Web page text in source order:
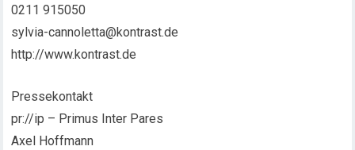
0211 915050
sylvia-cannoletta@kontrast.de
http://www.kontrast.de
Pressekontakt
pr://ip – Primus Inter Pares
Axel Hoffmann